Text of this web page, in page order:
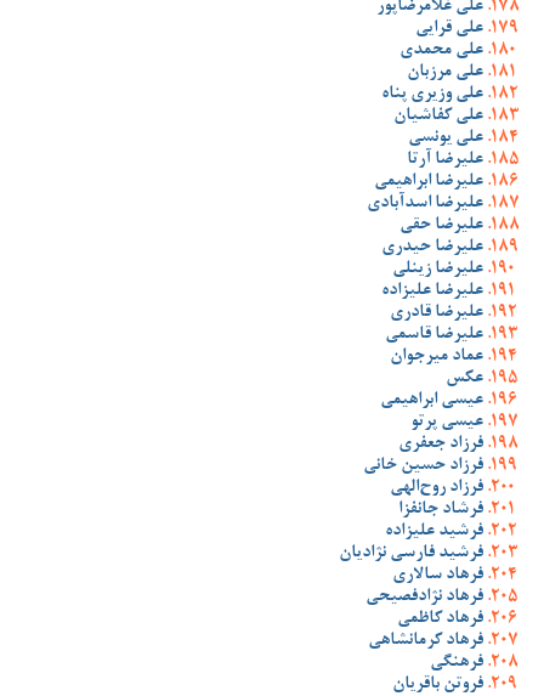
علی غلامرضاپور
علی قرایی
علی محمدی
علی مرزبان
علی وزیری پناه
علی کفاشیان
علی یونسی
علیرضا آرتا
علیرضا ابراهیمی
علیرضا اسدآبادی
علیرضا حقی
علیرضا حیدری
علیرضا زینلی
علیرضا علیزاده
علیرضا قادری
علیرضا قاسمی
عماد میرجوان
عکس
عیسی ابراهیمی
عیسی پرتو
فرزاد جعفری
فرزاد حسین خانی
فرزاد روح‌الهی
فرشاد جانفزا
فرشید علیزاده
فرشید فارسی نژادیان
فرهاد سالاری
فرهاد نژادفصیحی
فرهاد کاظمی
فرهاد کرمانشاهی
فرهنگی
فروتن باقریان